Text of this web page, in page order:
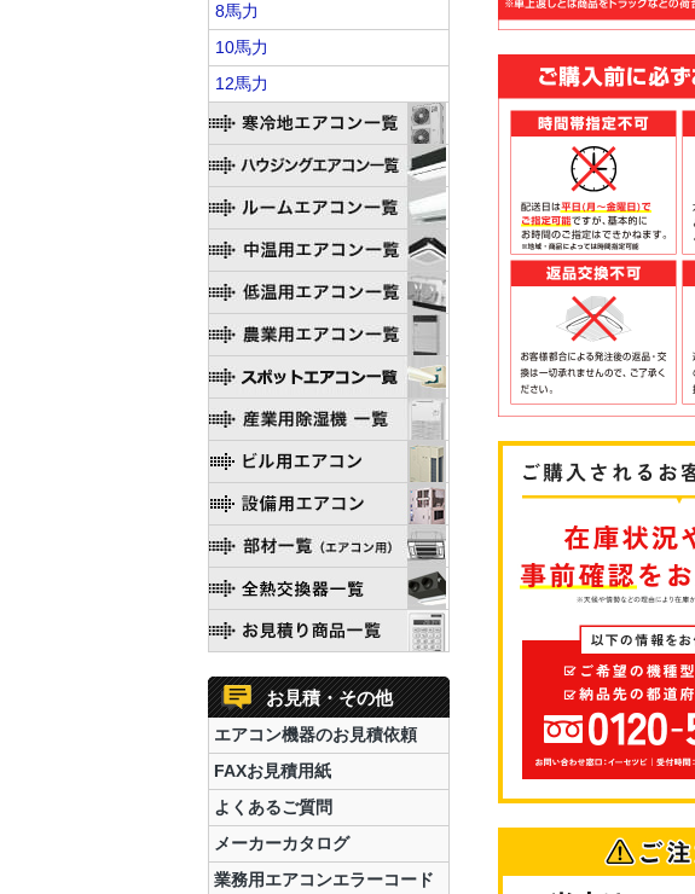
8馬力
10馬力
12馬力
お見積・その他
エアコン機器のお見積依頼
FAXお見積用紙
よくあるご質問
メーカーカタログ
業務用エアコンエラーコード